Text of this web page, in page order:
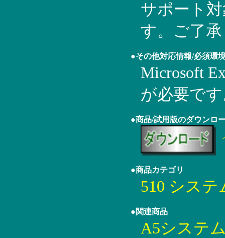
サポート
す。ご了
●その他対応情報/必須環
Microsoft
が必要で
●商品/試用版のダウンロ
●商品カテゴリ
510 シス
●関連商品
A5システ